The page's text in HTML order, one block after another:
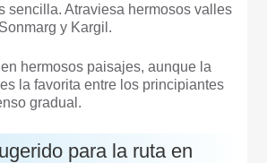
sencilla. Atraviesa hermosos valles
y Kargil.
hermosos paisajes, aunque la
la favorita entre los principiantes
gradual.
para la ruta en